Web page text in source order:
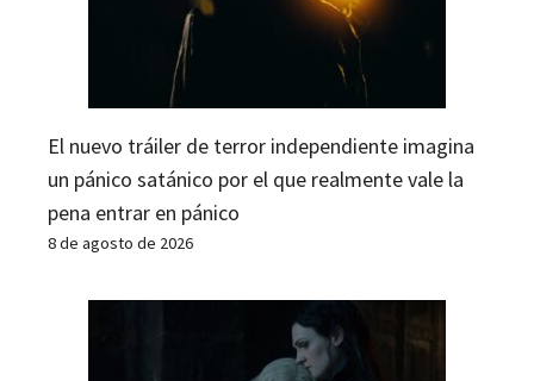
El nuevo tráiler de terror independiente imagina
un pánico satánico por el que realmente vale la
pena entrar en pánico
8 de agosto de 2026